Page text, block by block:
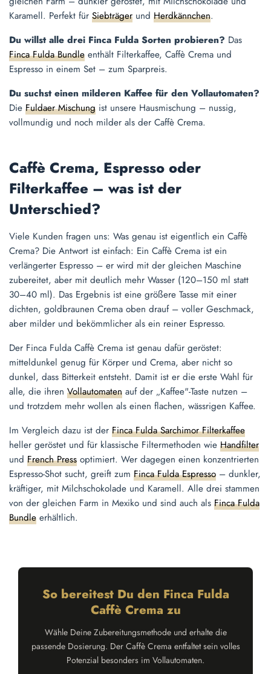
Karamell. Perfekt für Siebträger und Herdkännchen.
Du willst alle drei Finca Fulda Sorten probieren? Das
Finca Fulda Bundle enthält Filterkaffee, Caffè Crema und
Espresso in einem Set – zum Sparpreis.
Du suchst einen milderen Kaffee für den Vollautomaten?
Die Fuldaer Mischung ist unsere Hausmischung – nussig,
vollmundig und noch milder als der Caffè Crema.
Caffè Crema, Espresso oder
Filterkaffee – was ist der
Unterschied?
Viele Kunden fragen uns: Was genau ist eigentlich ein Caffè
Crema? Die Antwort ist einfach: Ein Caffè Crema ist ein
verlängerter Espresso – er wird mit der gleichen Maschine
zubereitet, aber mit deutlich mehr Wasser (120–150 ml statt
30–40 ml). Das Ergebnis ist eine größere Tasse mit einer
dichten, goldbraunen Crema oben drauf – voller Geschmack,
aber milder und bekömmlicher als ein reiner Espresso.
Der Finca Fulda Caffè Crema ist genau dafür geröstet:
mitteldunkel genug für Körper und Crema, aber nicht so
dunkel, dass Bitterkeit entsteht. Damit ist er die erste Wahl für
alle, die ihren Vollautomaten auf der „Kaffee"-Taste nutzen –
und trotzdem mehr wollen als einen flachen, wässrigen Kaffee.
Im Vergleich dazu ist der Finca Fulda Sarchimor Filterkaffee
heller geröstet und für klassische Filtermethoden wie Handfilter
und French Press optimiert. Wer dagegen einen konzentrierten
Espresso-Shot sucht, greift zum Finca Fulda Espresso – dunkler,
kräftiger, mit Milchschokolade und Karamell. Alle drei stammen
von der gleichen Farm in Mexiko und sind auch als Finca Fulda
Bundle erhältlich.
So bereitest Du den Finca Fulda
Caffè Crema zu
Wähle Deine Zubereitungsmethode und erhalte die
passende Dosierung. Der Caffè Crema entfaltet sein volles
Potenzial besonders im Vollautomaten.